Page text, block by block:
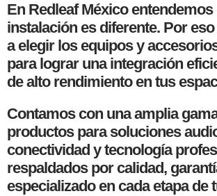
En Redleaf México entendemos
instalación es diferente. Por
a elegir los equipos y
para lograr una integración
de alto rendimiento en tus
Contamos con una amplia
productos para soluciones
conectividad y tecnología
respaldados por calidad,
especializado en cada etapa de